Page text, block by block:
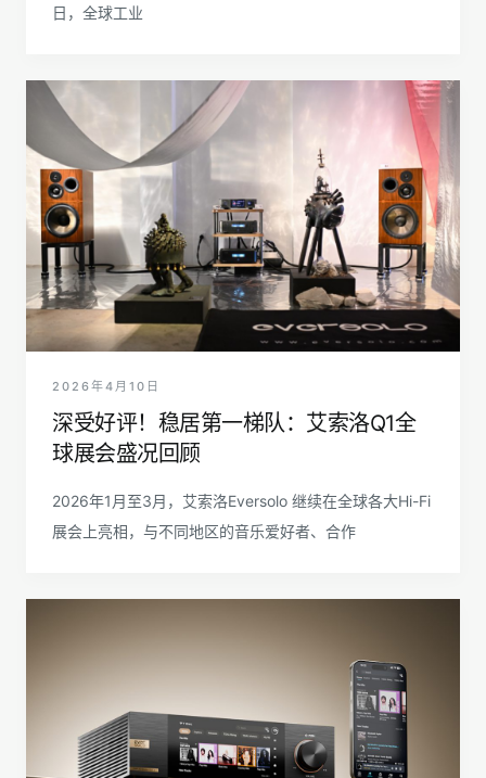
日，全球工业
2026年4月10日
深受好评！稳居第一梯队：艾索洛Q1全
球展会盛况回顾
2026年1月至3月，艾索洛Eversolo 继续在全球各大Hi-Fi
展会上亮相，与不同地区的音乐爱好者、合作